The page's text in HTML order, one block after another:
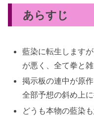
あらすじ
藍染に転生します
が悪く、全て拳と
掲示板の連中が原
全部予想の斜め上
どうも本物の藍染